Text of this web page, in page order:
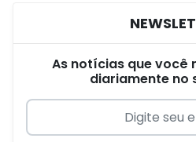
As notícias que você
diariamente no